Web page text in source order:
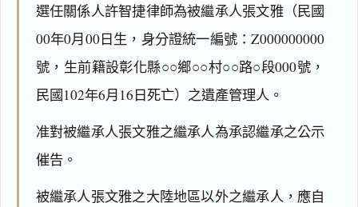
選任關係人許智捷律師為被繼承人張文雅（民國
00年0月00日生，身分證統一編號：Z000000000
號，生前籍設彰化縣○○鄉○○村○○路○段000號，
民國102年6月16日死亡）之遺產管理人。
准對被繼承人張文雅之繼承人為承認繼承之公示
催告。
被繼承人張文雅之大陸地區以外之繼承人，應自